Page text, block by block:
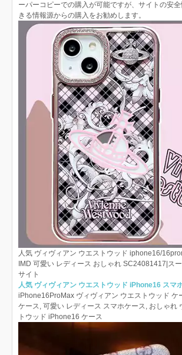
ーパーコピーでの購入が可能ですが、サイトの安
きる情報源からの購入をお勧めします。
人気 ヴィヴィアン ウエストウッド iphone16/
IMD 可愛い レディース おしゃれ SC24081417|ス
サイト
人気 ヴィヴィアン ウエストウッド iPhone16 スマ
iPhone16ProMax ヴィヴィアン ウエストウッド ケ
ケース, 可愛い レディース スマホケース, おしゃれ
トウッド iPhone16 ケース